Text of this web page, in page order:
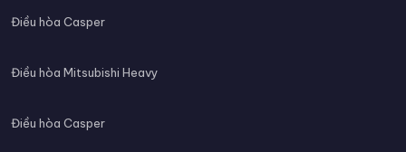
Điều hòa Casper
Điều hòa Mitsubishi Heavy
Điều hòa Casper